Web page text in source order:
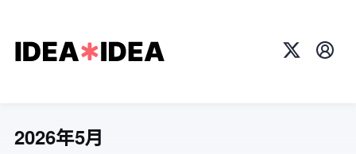
X プロ
2026年5月